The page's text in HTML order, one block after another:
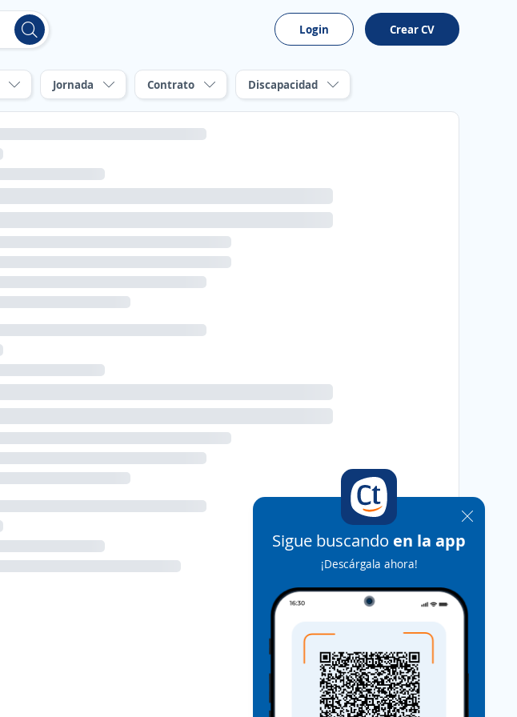
Login Crear CV
Jornada Contrato Discapacidad
Sigue buscando en la app
¡Descárgala ahora!